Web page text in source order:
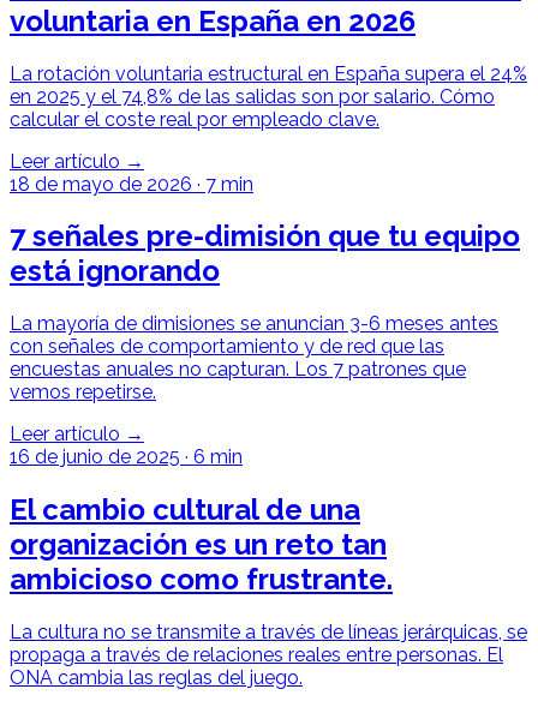
voluntaria en España en 2026
La rotación voluntaria estructural en España supera el 24%
en 2025 y el 74,8% de las salidas son por salario. Cómo
calcular el coste real por empleado clave.
Leer artículo →
18 de mayo de 2026 · 7 min
7 señales pre-dimisión que tu equipo
está ignorando
La mayoría de dimisiones se anuncian 3-6 meses antes
con señales de comportamiento y de red que las
encuestas anuales no capturan. Los 7 patrones que
vemos repetirse.
Leer artículo →
16 de junio de 2025 · 6 min
El cambio cultural de una
organización es un reto tan
ambicioso como frustrante.
La cultura no se transmite a través de líneas jerárquicas, se
propaga a través de relaciones reales entre personas. El
ONA cambia las reglas del juego.